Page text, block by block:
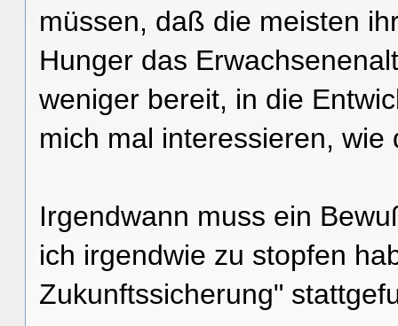
müssen, daß die meisten
Hunger das
weniger bereit, in die
mich mal interessieren,
Irgendwann muss ein
ich irgendwie zu stopfen
Zukunftssicherung"